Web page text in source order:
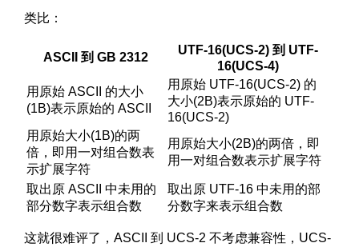
类比：
ASCII 到 GB 2312
UTF-16(UCS-2) 到 UTF-
16(UCS-4)
用原始 ASCII 的大小
(1B)表示原始的 ASCII
用原始 UTF-16(UCS-2) 的
大小(2B)表示原始的 UTF-
16(UCS-2)
用原始大小(1B)的两
倍，即用一对组合数表
示扩展字符
用原始大小(2B)的两倍，即
用一对组合数表示扩展字符
取出原 ASCII 中未用的
部分数字表示组合数
取出原 UTF-16 中未用的部
分数字来表示组合数
这就很难评了，ASCII 到 UCS-2 不考虑兼容性，UCS-